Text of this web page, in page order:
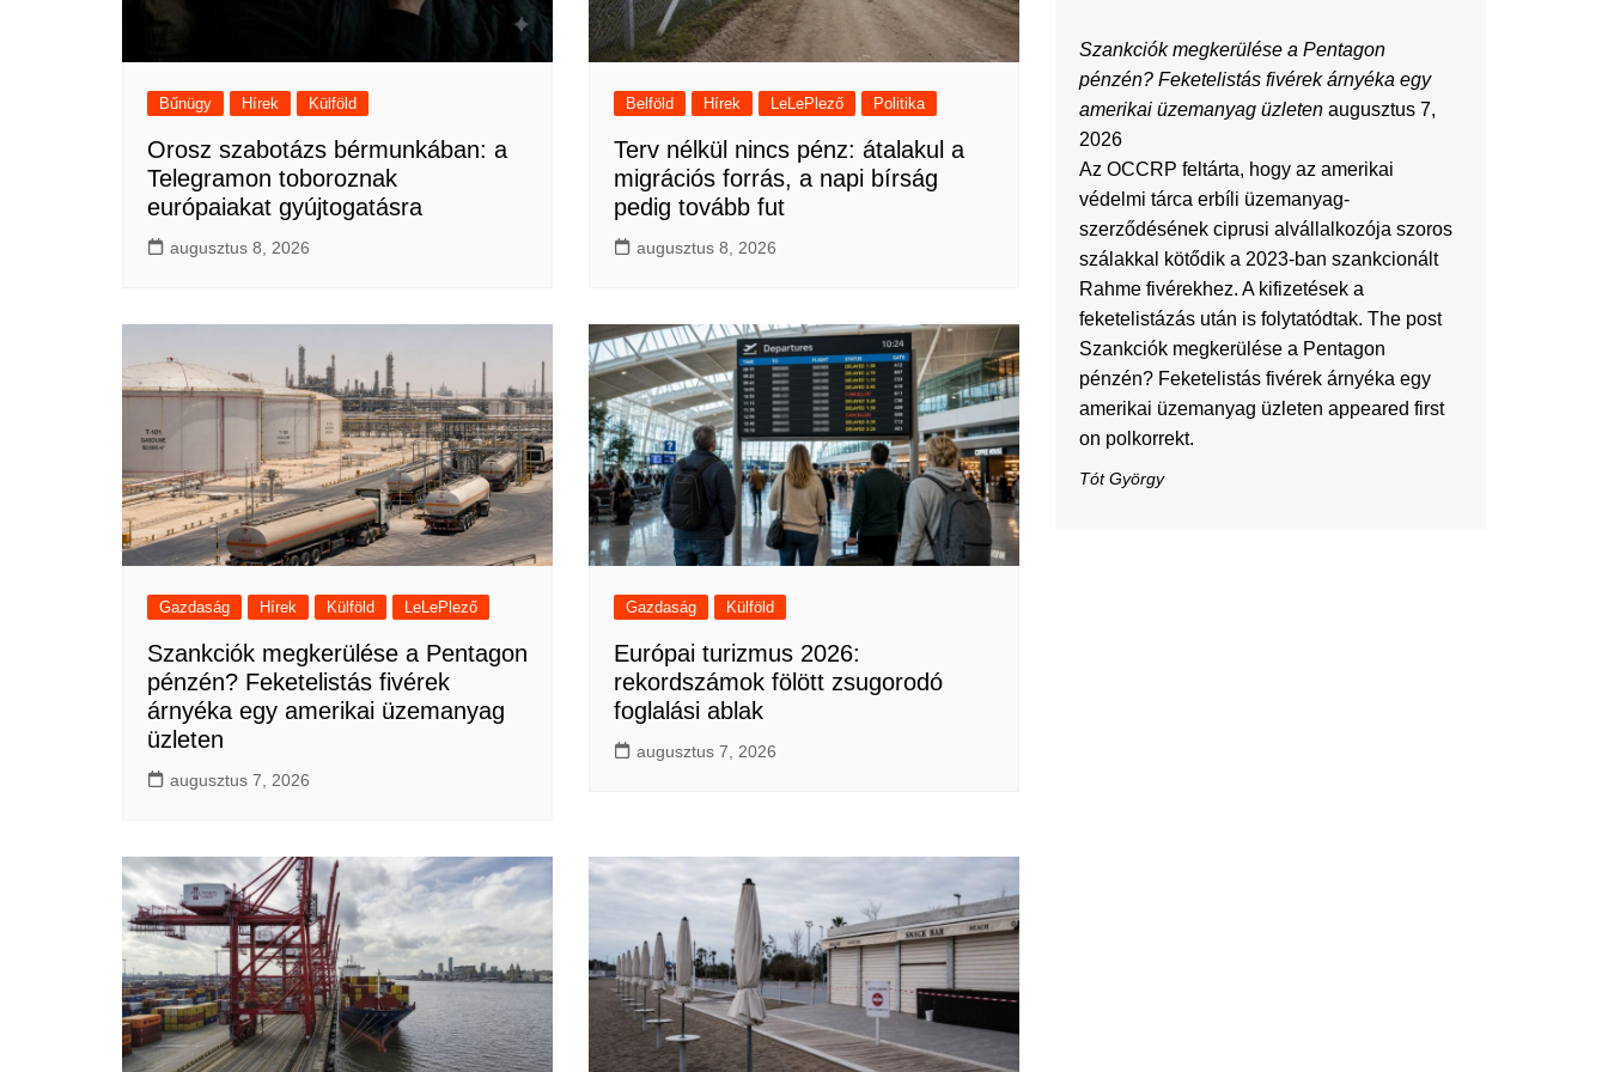
Bűnügy Hírek Külföld
Orosz szabotázs bérmunkában: a
Telegramon toboroznak
európaiakat gyújtogatásra
augusztus 8, 2026
Belföld Hírek LeLePlező Politika
Terv nélkül nincs pénz: átalakul a
migrációs forrás, a napi bírság
pedig tovább fut
augusztus 8, 2026
Gazdaság Hírek Külföld LeLePlező
Szankciók megkerülése a Pentagon
pénzén? Feketelistás fivérek
árnyéka egy amerikai üzemanyag
üzleten
augusztus 7, 2026
Gazdaság Külföld
Európai turizmus 2026:
rekordszámok fölött zsugorodó
foglalási ablak
augusztus 7, 2026
Szankciók megkerülése a Pentagon
pénzén? Feketelistás fivérek árnyéka egy
amerikai üzemanyag üzleten augusztus 7,
2026
Az OCCRP feltárta, hogy az amerikai
védelmi tárca erbíli üzemanyag-
szerződésének ciprusi alvállalkozója szoros
szálakkal kötődik a 2023-ban szankcionált
Rahme fivérekhez. A kifizetések a
feketelistázás után is folytatódtak. The post
Szankciók megkerülése a Pentagon
pénzén? Feketelistás fivérek árnyéka egy
amerikai üzemanyag üzleten appeared first
on polkorrekt.
Tót György